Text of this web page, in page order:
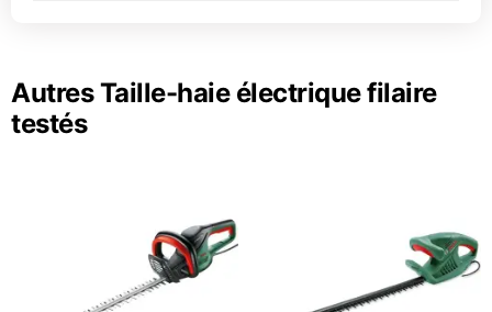
Autres Taille-haie électrique filaire
testés